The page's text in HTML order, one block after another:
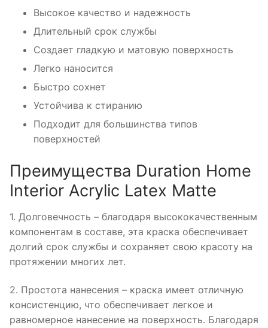
Высокое качество и надежность
Длительный срок службы
Создает гладкую и матовую поверхность
Легко наносится
Быстро сохнет
Устойчива к стиранию
Подходит для большинства типов
поверхностей
Преимущества Duration Home
Interior Acrylic Latex Matte
1. Долговечность – благодаря высококачественным
компонентам в составе, эта краска обеспечивает
долгий срок службы и сохраняет свою красоту на
протяжении многих лет.
2. Простота нанесения – краска имеет отличную
консистенцию, что обеспечивает легкое и
равномерное нанесение на поверхность. Благодаря